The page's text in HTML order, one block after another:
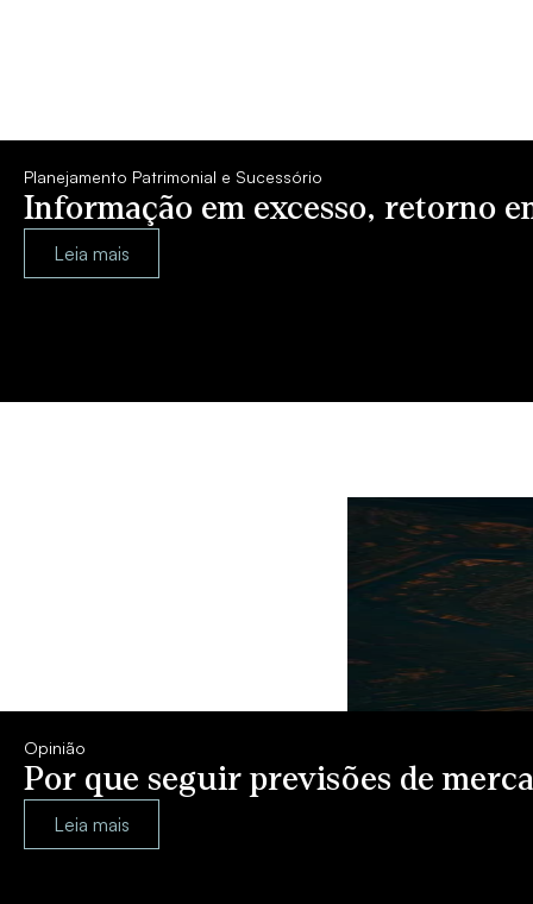
Planejamento Patrimonial e Sucessório
Informação em excesso, retorno
Leia mais
Opinião
Por que seguir previsões de
Leia mais